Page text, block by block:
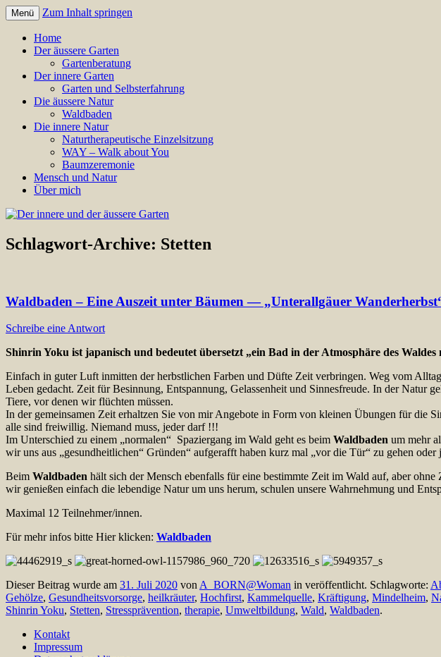
Der innere und der äussere Garten
Menü Zum Inhalt springen
Home
Der äussere Garten
Gartenberatung
Der innere Garten
Garten und Selbsterfahrung
Die äussere Natur
Waldbaden
Die innere Natur
Naturtherapeutische Einzelsitzung
WAY – Walk about You
Baumzeremonie
Mensch und Natur
Über mich
Schlagwort-Archive: Stetten
Waldbaden – Eine Auszeit unter Bäumen — „Unterallgäuer
Schreibe eine Antwort
Shinrin Yoku ist japanisch und bedeutet übersetzt „ein Bad in der Atmosphäre des
Einfach in guter Luft inmitten der herbstlichen Farben und Düfte Zeit verbringen. Weg vom
Leben gedacht. Zeit für Besinnung, Entspannung, Gelassenheit und Sinnesfreude. In der
Tiere, vor denen wir flüchten müssen.
In der gemeinsamen Zeit erhaltzen Sie von mir Angebote in Form von kleinen Übungen für die
alle sind freiwillig. Niemand muss, jeder darf !!!
Im Unterschied zu einem „normalen“ Spaziergang im Wald geht es beim Waldbaden um mehr
wir uns aus „gesundheitlichen“ Gründen“ aufgerafft haben kurz mal „vor die Tür“ zu gehen
Beim Waldbaden hält sich der Mensch ebenfalls für eine bestimmte Zeit im Wald auf, aber
wir genießen einfach die lebendige Natur um uns herum, schulen unsere Wahrnehmung und
Maximal 12 Teilnehmer/innen.
Für mehr infos bitte Hier klicken: Waldbaden
Dieser Beitrag wurde am 31. Juli 2020 von A_BORN@Woman in veröffentlicht. Schlagworte:
Gehölze, Gesundheitsvorsorge, heilkräuter, Hochfirst, Kammelquelle, Kräftigung, Mindelheim,
Shinrin Yoku, Stetten, Stressprävention, therapie, Umweltbildung, Wald, Waldbaden.
Kontakt
Impressum